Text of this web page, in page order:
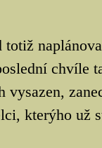
totiž
chvíle
vysazen,
kterýho už